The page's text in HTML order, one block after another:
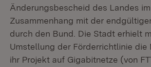
Änderungsbescheid des Landes im
Zusammenhang mit der
durch den Bund. Die Stadt erhielt
Umstellung der Förderrichtlinie die
ihr Projekt auf Gigabitnetze (von